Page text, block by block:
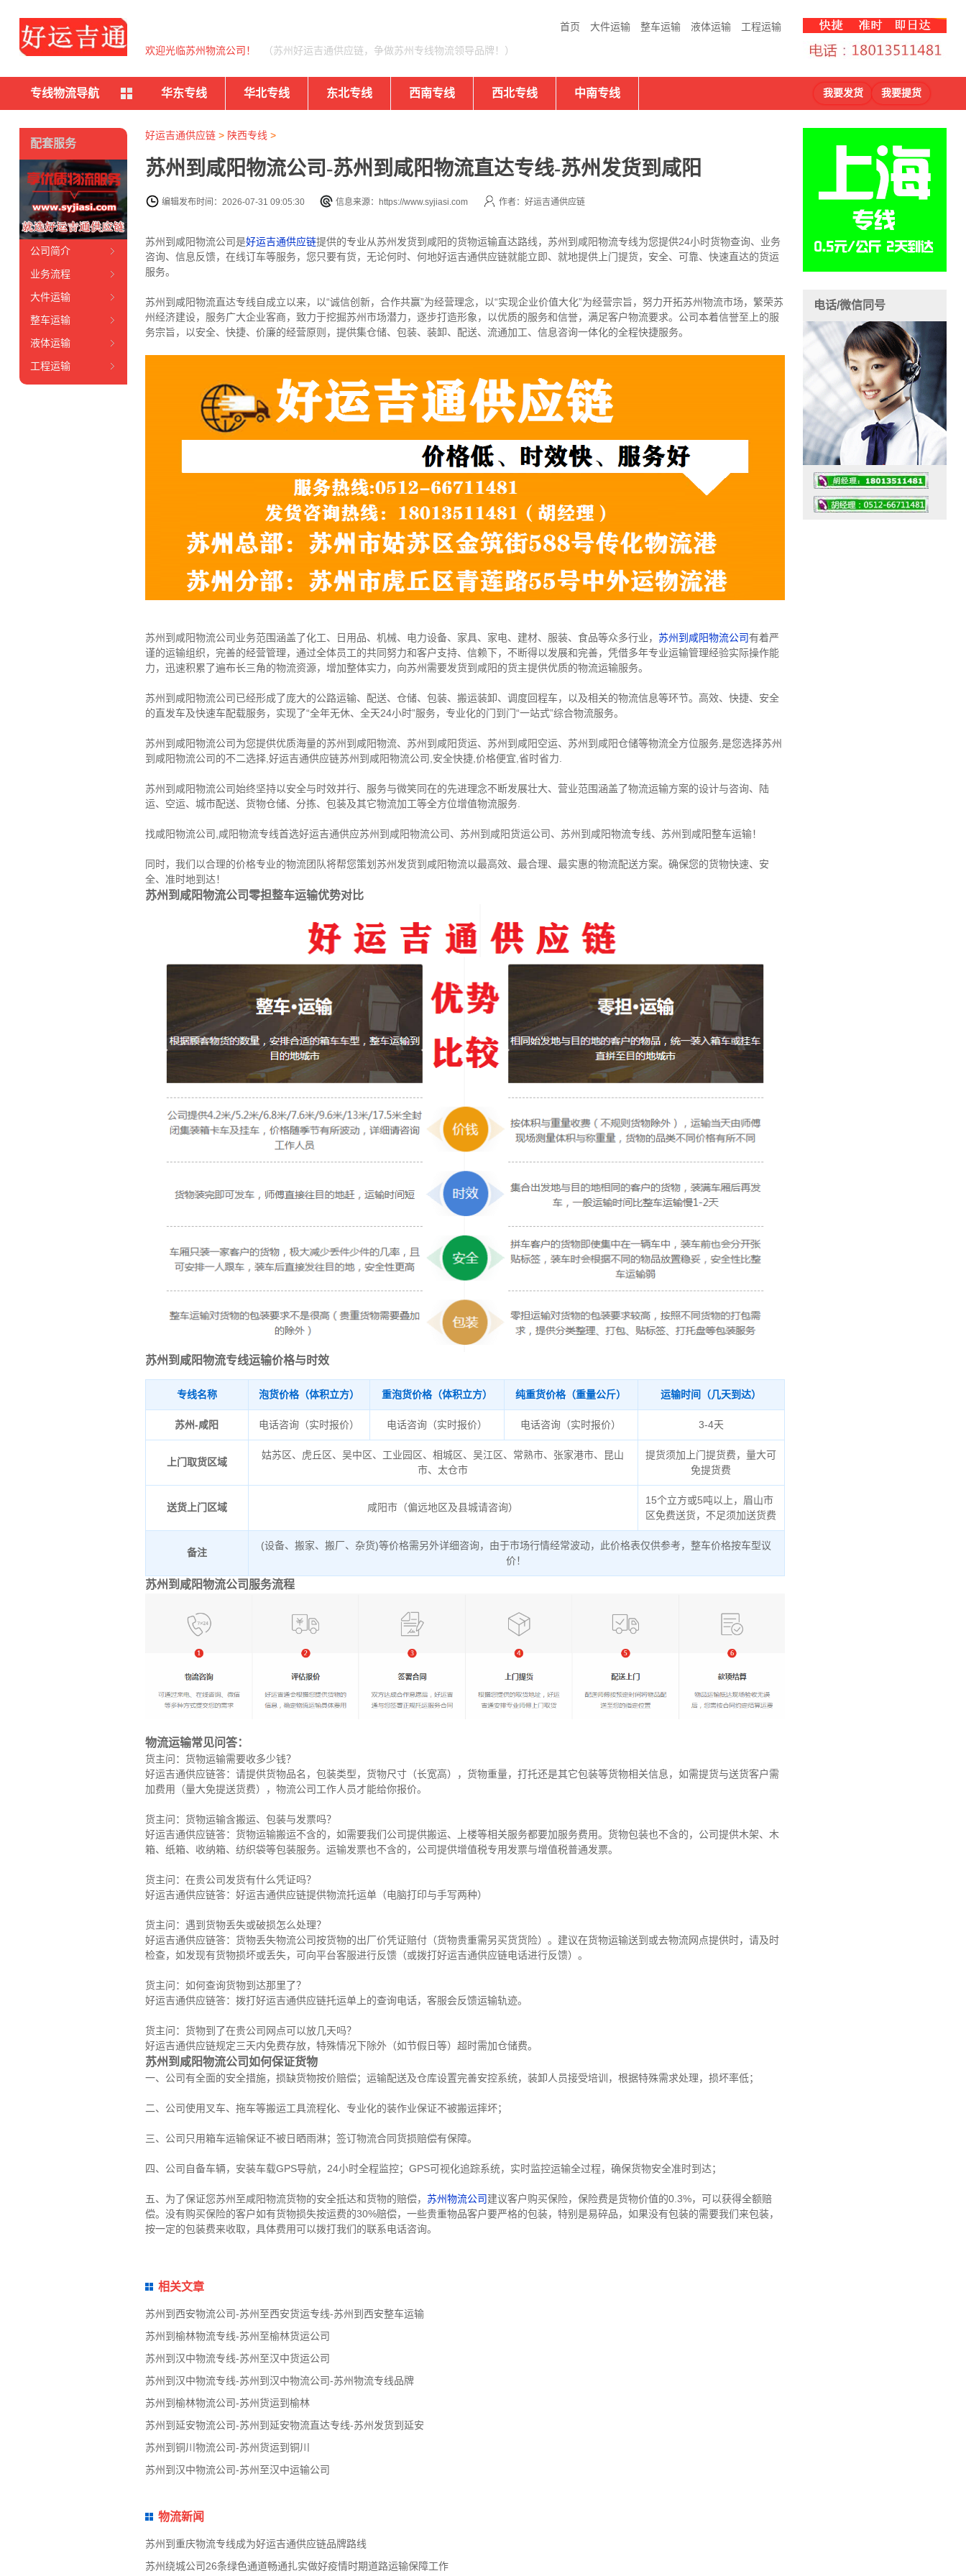
首页 大件运输 整车运输 液体运输 工程运输
欢迎光临苏州物流公司！ （苏州好运吉通供应链，争做苏州专线物流领导品牌！）
专线物流导航 华东专线 华北专线 东北专线 西南专线 西北专线 中南专线 我要发货 我要提货
好运吉通供应链> 陕西专线 >
苏州到咸阳物流公司-苏州到咸阳物流直达专线-苏州发货到咸阳
编辑发布时间：2026-07-31 09:05:30 信息来源：https://www.syjiasi.com 作者：好运吉通供应链
苏州到咸阳物流公司是好运吉通供应链提供的专业从苏州发货到咸阳的货物运输直达路线，苏州到咸阳物流专线为您提供24小时货物查询、业务
咨询、信息反馈，在线订车等服务，您只要有货，无论何时、何地好运吉通供应链就能立即、就地提供上门提货，安全、可靠、快速直达的货运
服务。
苏州到咸阳物流直达专线自成立以来，以“诚信创新，合作共赢”为经营理念，以“实现企业价值大化”为经营宗旨，努力开拓苏州物流市场，繁荣苏
州经济建设，服务广大企业客商，致力于挖掘苏州市场潜力，逐步打造形象，以优质的服务和信誉，满足客户物流要求。公司本着信誉至上的服
务宗旨，以安全、快捷、价廉的经营原则，提供集仓储、包装、装卸、配送、流通加工、信息咨询一体化的全程快捷服务。
苏州到咸阳物流公司业务范围涵盖了化工、日用品、机械、电力设备、家具、家电、建材、服装、食品等众多行业， 苏州到咸阳物流公司有着严
谨的运输组织，完善的经营管理，通过全体员工的共同努力和客户支持、信赖下，不断得以发展和完善，凭借多年专业运输管理经验实际操作能
力，迅速积累了遍布长三角的物流资源，增加整体实力，向苏州需要发货到咸阳的货主提供优质的物流运输服务。
苏州到咸阳物流公司已经形成了庞大的公路运输、配送、仓储、包装、搬运装卸、调度回程车，以及相关的物流信息等环节。高效、快捷、安全
的直发车及快速车配载服务，实现了“全年无休、全天24小时”服务，专业化的门到门“一站式”综合物流服务。
苏州到咸阳物流公司为您提供优质海量的苏州到咸阳物流、苏州到咸阳货运、苏州到咸阳空运、苏州到咸阳仓储等物流全方位服务,是您选择苏州
到咸阳物流公司的不二选择,好运吉通供应链苏州到咸阳物流公司,安全快捷,价格便宜,省时省力.
苏州到咸阳物流公司始终坚持以安全与时效并行、服务与微笑同在的先进理念不断发展壮大、营业范围涵盖了物流运输方案的设计与咨询、陆
运、空运、城市配送、货物仓储、分拣、包装及其它物流加工等全方位增值物流服务.
找咸阳物流公司,咸阳物流专线首选好运吉通供应苏州到咸阳物流公司、苏州到咸阳货运公司、苏州到咸阳物流专线、苏州到咸阳整车运输！
同时，我们以合理的价格专业的物流团队将帮您策划苏州发货到咸阳物流以最高效、最合理、最实惠的物流配送方案。确保您的货物快速、安
全、准时地到达！
苏州到咸阳物流公司零担整车运输优势对比
苏州到咸阳物流专线运输价格与时效
专线名称 泡货价格（体积立方） 重泡货价格（体积立方） 纯重货价格（重量公斤） 运输时间（几天到达）
苏州-咸阳 电话咨询（实时报价） 电话咨询（实时报价） 电话咨询（实时报价） 3-4天
上门取货区域
姑苏区、虎丘区、吴中区、工业园区、相城区、吴江区、常熟市、张家港市、昆山
市、太仓市
提货须加上门提货费，量大可
免提货费
送货上门区域 咸阳市（偏远地区及县城请咨询）
15个立方或5吨以上，眉山市
区免费送货，不足须加送货费
备注
(设备、搬家、搬厂、杂货)等价格需另外详细咨询，由于市场行情经常波动，此价格表仅供参考，整车价格按车型议
价！
苏州到咸阳物流公司服务流程
物流运输常见问答：
货主问：货物运输需要收多少钱？
好运吉通供应链答：请提供货物品名，包装类型，货物尺寸（长宽高），货物重量，打托还是其它包装等货物相关信息，如需提货与送货客户需
加费用（量大免提送货费），物流公司工作人员才能给你报价。
货主问：货物运输含搬运、包装与发票吗？
好运吉通供应链答：货物运输搬运不含的，如需要我们公司提供搬运、上楼等相关服务都要加服务费用。货物包装也不含的，公司提供木架、木
箱、纸箱、收纳箱、纺织袋等包装服务。运输发票也不含的，公司提供增值税专用发票与增值税普通发票。
货主问：在贵公司发货有什么凭证吗？
好运吉通供应链答：好运吉通供应链提供物流托运单（电脑打印与手写两种）
货主问：遇到货物丢失或破损怎么处理？
好运吉通供应链答：货物丢失物流公司按货物的出厂价凭证赔付（货物贵重需另买货货险）。建议在货物运输送到或去物流网点提供时，请及时
检查，如发现有货物损坏或丢失，可向平台客服进行反馈（或拨打好运吉通供应链电话进行反馈）。
货主问：如何查询货物到达那里了？
好运吉通供应链答：拨打好运吉通供应链托运单上的查询电话，客服会反馈运输轨迹。
货主问：货物到了在贵公司网点可以放几天吗？
好运吉通供应链规定三天内免费存放，特殊情况下除外（如节假日等）超时需加仓储费。
苏州到咸阳物流公司如何保证货物
一、公司有全面的安全措施，损缺货物按价赔偿；运输配送及仓库设置完善安控系统，装卸人员接受培训，根据特殊需求处理，损坏率低；
二、公司使用叉车、拖车等搬运工具流程化、专业化的装作业保证不被搬运摔坏；
三、公司只用箱车运输保证不被日晒雨淋；签订物流合同货损赔偿有保障。
四、公司自备车辆，安装车载GPS导航，24小时全程监控；GPS可视化追踪系统，实时监控运输全过程，确保货物安全准时到达；
五、为了保证您苏州至咸阳物流货物的安全抵达和货物的赔偿， 苏州物流公司建议客户购买保险，保险费是货物价值的0.3%，可以获得全额赔
偿。没有购买保险的客户如有货物损失按运费的30%赔偿，一些贵重物品客户要严格的包装，特别是易碎品，如果没有包装的需要我们来包装，
按一定的包装费来收取，具体费用可以拨打我们的联系电话咨询。
相关文章
苏州到西安物流公司-苏州至西安货运专线-苏州到西安整车运输
苏州到榆林物流专线-苏州至榆林货运公司
苏州到汉中物流专线-苏州至汉中货运公司
苏州到汉中物流专线-苏州到汉中物流公司-苏州物流专线品牌
苏州到榆林物流公司-苏州货运到榆林
苏州到延安物流公司-苏州到延安物流直达专线-苏州发货到延安
苏州到铜川物流公司-苏州货运到铜川
苏州到汉中物流公司-苏州至汉中运输公司
物流新闻
苏州到重庆物流专线成为好运吉通供应链品牌路线
苏州绕城公司26条绿色通道畅通扎实做好疫情时期道路运输保障工作
配套服务
公司简介
业务流程
大件运输
整车运输
液体运输
工程运输
电话/微信同号